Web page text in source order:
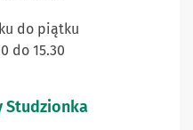
do piątku
do 15.30
Studzionka